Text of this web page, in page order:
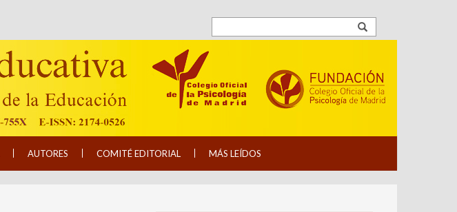
AUTORES COMITÉ EDITORIAL MÁS LEÍDOS